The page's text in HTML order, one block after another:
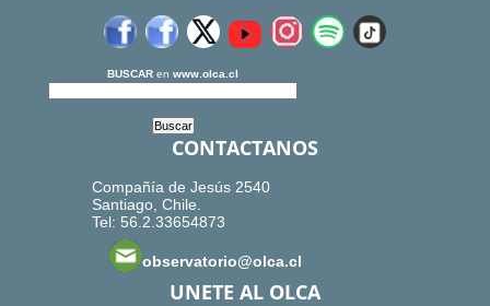
BUSCAR en www.olca.cl
CONTACTANOS
Compañía de Jesús 2540
Santiago, Chile.
Tel: 56.2.33654873
observatorio@olca.cl
UNETE AL OLCA